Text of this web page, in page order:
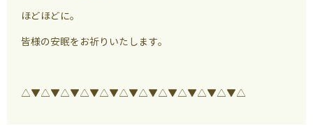
ほどほどに。
皆様の安眠をお祈りいたします。
△▼△▼△▼△▼△▼△▼△▼△▼△▼△▼△▼△